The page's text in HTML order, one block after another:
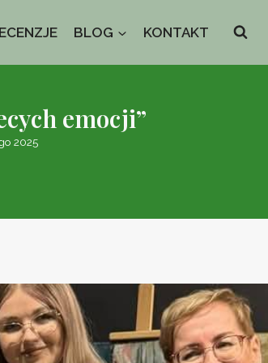
BLOG KONTAKT
emocji”
2025